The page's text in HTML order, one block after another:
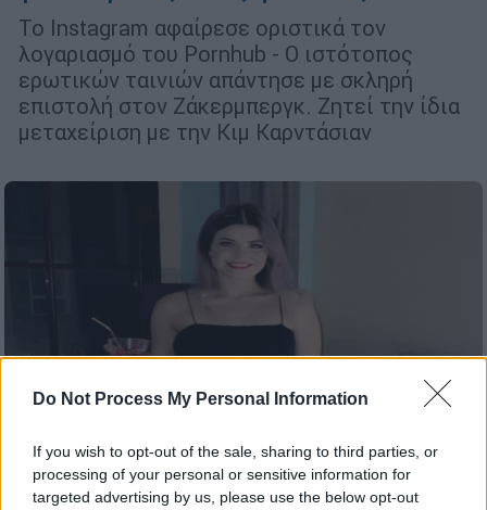
Do Not Process My Personal Information
If you wish to opt-out of the sale, sharing to third parties, or
processing of your personal or sensitive information for
targeted advertising by us, please use the below opt-out
Το Instagram αφαίρεσε οριστικά τον
λογαριασμό του Pornhub - Ο ιστότοπος
ερωτικών ταινιών απάντησε με σκληρή
επιστολή στον Ζάκερμπεργκ. Ζητεί την ίδια
μεταχείριση με την Κιμ Καρντάσιαν